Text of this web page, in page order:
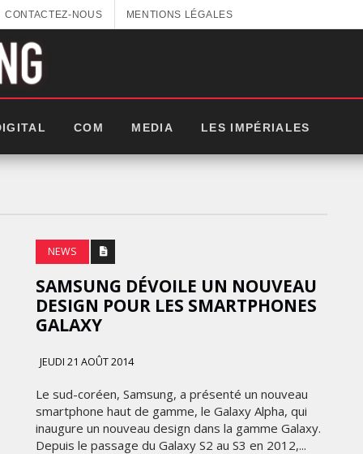
CONTACTEZ-NOUS MENTIONS LÉGALES
COM MEDIA LES IMPÉRIALES
NEWS
SAMSUNG DÉVOILE UN NOUVEAU
DESIGN POUR LES SMARTPHONES
GALAXY
JEUDI 21 AOÛT 2014
Le sud-coréen, Samsung, a présenté un nouveau
smartphone haut de gamme, le Galaxy Alpha, qui
inaugure un nouveau design dans la gamme Galaxy.
Depuis le passage du Galaxy S2 au S3 en 2012,...
GITEX AFRICA : LES NOUVELLES
FRONTIÈRES DE
L’INNOVATION AFRICAINE
LUNDI 6 AVRIL 2026